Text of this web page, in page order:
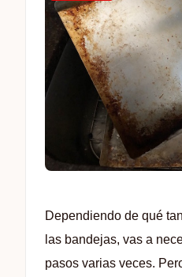
Dependiendo de qué
las bandejas, vas a
pasos varias veces.